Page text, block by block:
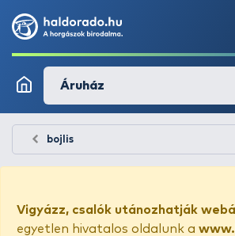
Áruház
bojlis
Vigyázz, csalók utánozhatják
egyetlen hivatalos oldalunk a